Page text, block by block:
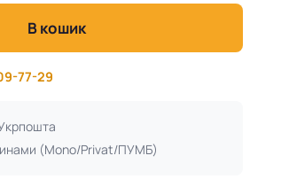
В кошик
77-29
(Mono/Privat/ПУМБ)